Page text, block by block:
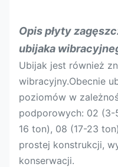
Opis płyty
ubijaka
Ubijak jest również
wibracyjny.Obecnie
poziomów w
podporowych: 02
16 ton), 08 (17-23
prostej konstrukcji,
konserwacji.